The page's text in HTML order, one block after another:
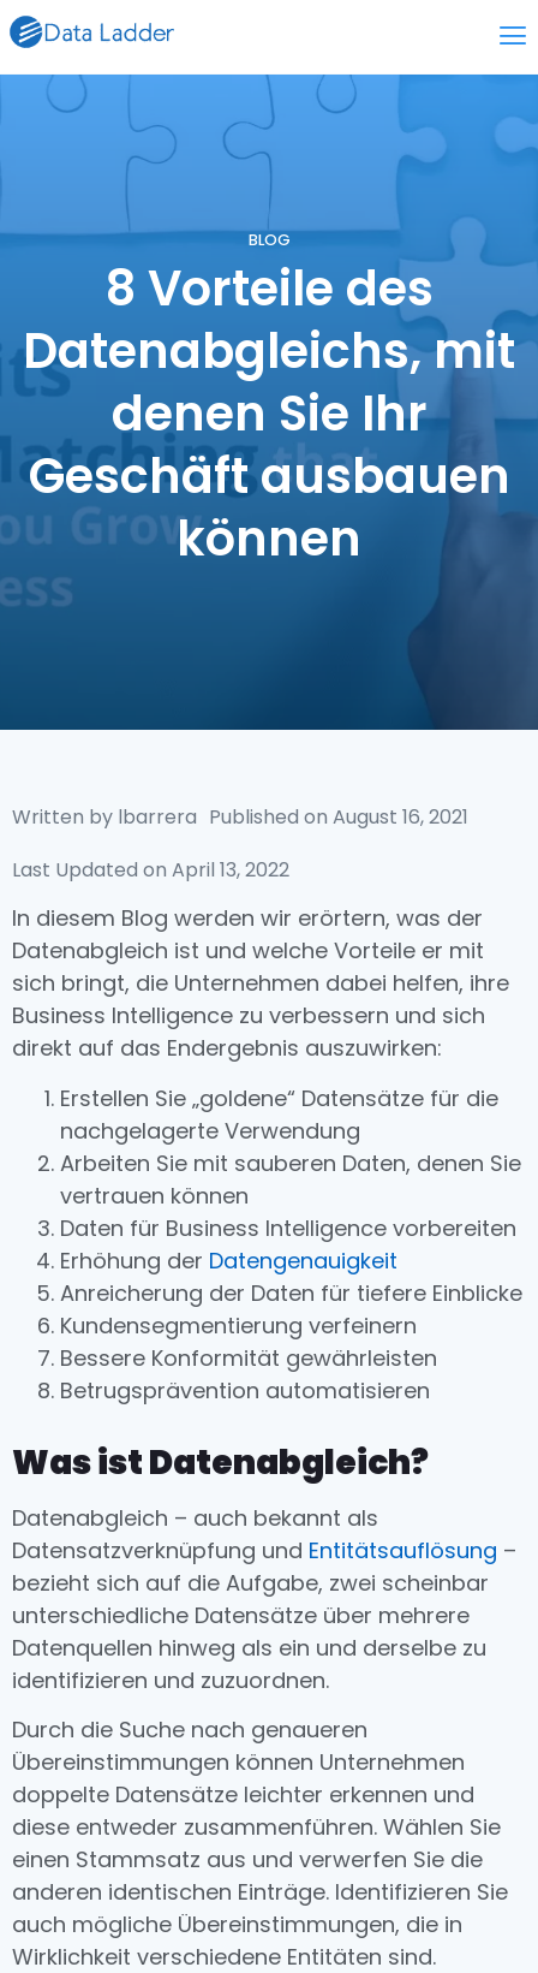
BLOG
8 Vorteile des
Datenabgleichs, mit
denen Sie Ihr
Geschäft ausbauen
können
Written by lbarrera Published on August 16, 2021
Last Updated on April 13, 2022
In diesem Blog werden wir erörtern, was der
Datenabgleich ist und welche Vorteile er mit
sich bringt, die Unternehmen dabei helfen, ihre
Business Intelligence zu verbessern und sich
direkt auf das Endergebnis auszuwirken:
Erstellen Sie „goldene“ Datensätze für die
nachgelagerte Verwendung
Arbeiten Sie mit sauberen Daten, denen Sie
vertrauen können
Daten für Business Intelligence vorbereiten
Erhöhung der Datengenauigkeit
Anreicherung der Daten für tiefere Einblicke
Kundensegmentierung verfeinern
Bessere Konformität gewährleisten
Betrugsprävention automatisieren
Was ist Datenabgleich?
Datenabgleich – auch bekannt als
Datensatzverknüpfung und Entitätsauflösung –
bezieht sich auf die Aufgabe, zwei scheinbar
unterschiedliche Datensätze über mehrere
Datenquellen hinweg als ein und derselbe zu
identifizieren und zuzuordnen.
Durch die Suche nach genaueren
Übereinstimmungen können Unternehmen
doppelte Datensätze leichter erkennen und
diese entweder zusammenführen. Wählen Sie
einen Stammsatz aus und verwerfen Sie die
anderen identischen Einträge. Identifizieren Sie
auch mögliche Übereinstimmungen, die in
Wirklichkeit verschiedene Entitäten sind.